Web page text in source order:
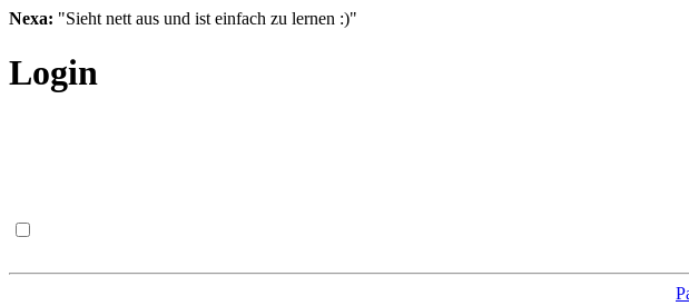
Nexa: "Sieht nett aus und ist einfach zu lernen :)"
Login